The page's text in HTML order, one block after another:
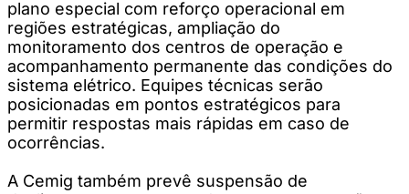
plano especial com reforço operacional em
regiões estratégicas, ampliação do
monitoramento dos centros de operação e
acompanhamento permanente das condições do
sistema elétrico. Equipes técnicas serão
posicionadas em pontos estratégicos para
permitir respostas mais rápidas em caso de
ocorrências.
A Cemig também prevê suspensão de